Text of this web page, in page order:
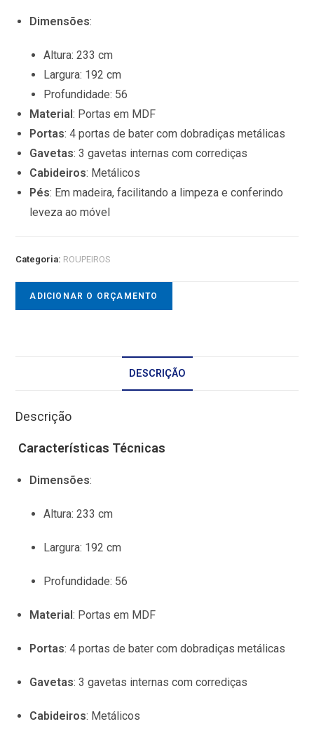
Dimensões:
Altura:233 cm
Largura: 192 cm
Profundidade: 56
Material: Portas em MDF
Portas:4 portas de bater com dobradiças metálicas
Gavetas:3 gavetas internas com corrediças
Cabideiros: Metálicos
Pés: Em madeira, facilitando a limpeza e conferindo
leveza ao móvel
Categoria: ROUPEIROS
ADICIONAR O ORÇAMENTO
DESCRIÇÃO
Descrição
Características Técnicas
Dimensões:
Altura:233 cm
Largura: 192 cm
Profundidade: 56
Material: Portas em MDF
Portas:4 portas de bater com dobradiças metálicas
Gavetas:3 gavetas internas com corrediças
Cabideiros: Metálicos